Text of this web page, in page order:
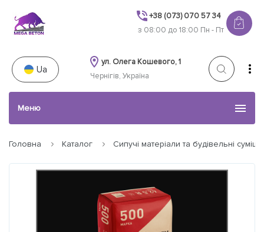
+38 (073) 070 57 34
з 08:00 до 18:00 Пн - Пт
ул. Олега Кошевого, 1
Чернігів, Україна
Ua
Меню
Наші роботи
Головна Каталог Сипучі матеріали та будівельні суміші